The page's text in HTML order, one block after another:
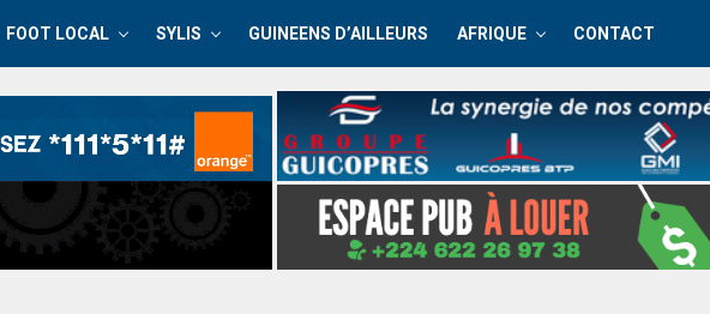
FOOT LOCAL SYLIS GUINEENS D’AILLEURS AFRIQUE CONTACT